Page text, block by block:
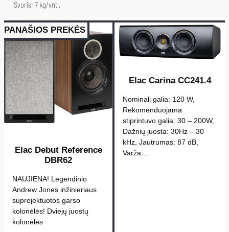
s
:
E
a
C
a
r
i
n
Svoris: 7 kg/vnt.,
PANAŠIOS PREKĖS
Elac Debut Reference
DBR62
NAUJIENA! Legendinio
Andrew Jones inžinieriaus
suprojektuotos garso
kolonėlės! Dviejų juostų
kolonėlės
Elac Carina CC241.4
Nominali galia: 120 W,
Rekomenduojama
stiprintuvo galia: 30 – 200W,
Dažnių juosta: 30Hz – 30
kHz, Jautrumas: 87 dB,
Varža:…